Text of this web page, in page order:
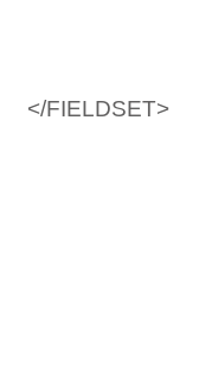
</FIELDSET>